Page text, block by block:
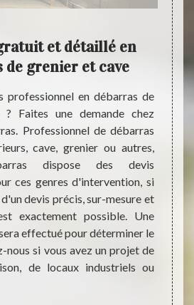
et détaillé en
de grenier et cave
professionnel en débarras de
Faites une demande chez
Professionnel de débarras
cave, grenier ou autres,
dispose des devis
ces genres d'intervention, si
devis précis, sur-mesure et
exactement possible. Une
effectué pour déterminer le
nous si vous avez un projet de
de locaux industriels ou
En
en
une